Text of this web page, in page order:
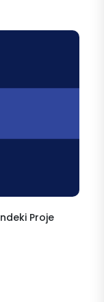
Proje